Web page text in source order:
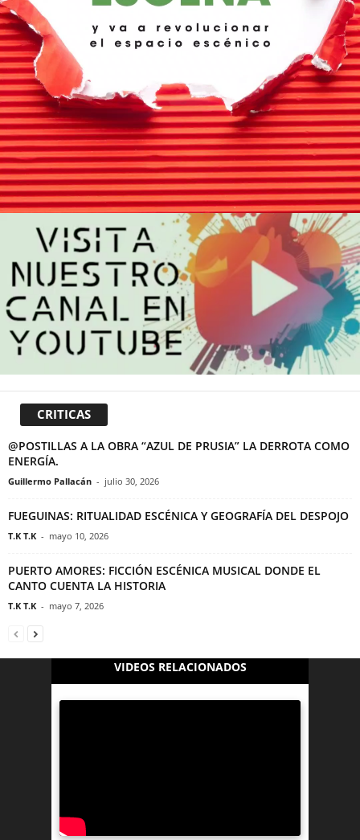
CRITICAS
@POSTILLAS A LA OBRA “AZUL DE PRUSIA” LA DERROTA COMO
ENERGÍA.
Guillermo Pallacán - julio 30, 2026
FUEGUINAS: RITUALIDAD ESCÉNICA Y GEOGRAFÍA DEL DESPOJO
T.K T.K - mayo 10, 2026
PUERTO AMORES: FICCIÓN ESCÉNICA MUSICAL DONDE EL
CANTO CUENTA LA HISTORIA
T.K T.K - mayo 7, 2026
VIDEOS RELACIONADOS